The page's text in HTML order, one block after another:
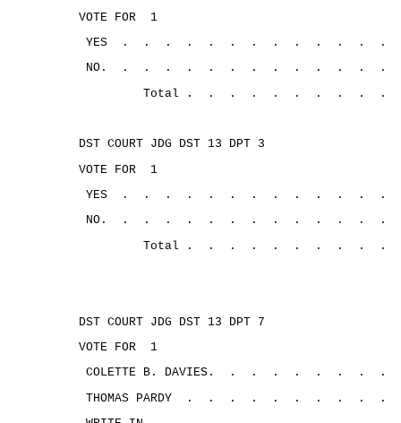
VOTE FOR
1
YES
. . . . . . . . . . . .
.
NO.
. . . . . . . . . . . .
.
Total .
. . . . . . . . .
DST COURT JDG DST 13 DPT 3
VOTE FOR
1
YES
. . . . . . . . . . . .
.
NO.
. . . . . . . . . . . .
.
Total .
. . . . . . . . .
DST COURT JDG DST 13 DPT 7
VOTE FOR
1
COLETTE B. DAVIES.
. . . . . . .
.
THOMAS PARDY
. . . . . . . . .
.